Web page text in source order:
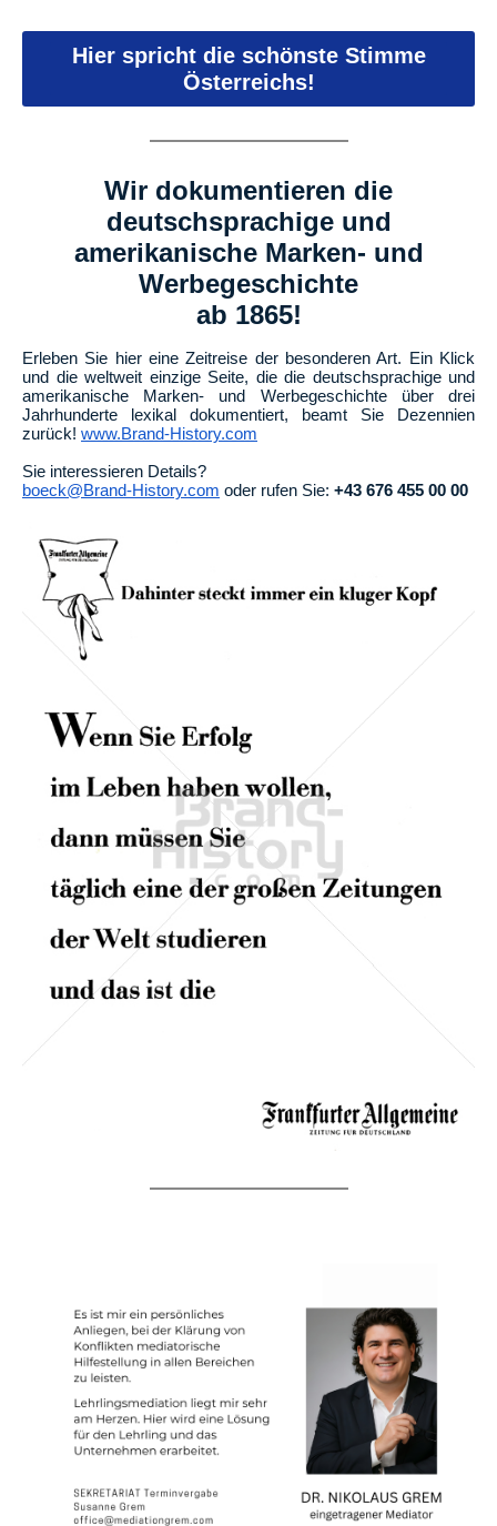
Hier spricht die schönste Stimme
Österreichs!
Wir dokumentieren die
deutschsprachige und
amerikanische Marken- und
Werbegeschichte
ab 1865!
Erleben Sie hier eine Zeitreise der besonderen Art. Ein Klick
und die weltweit einzige Seite, die die deutschsprachige und
amerikanische Marken- und Werbegeschichte über drei
Jahrhunderte lexikal dokumentiert, beamt Sie Dezennien
zurück! www.Brand-History.com
Sie interessieren Details?
boeck@Brand-History.com oder rufen Sie: +43 676 455 00 00